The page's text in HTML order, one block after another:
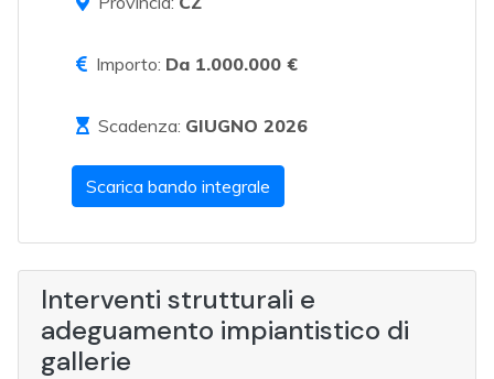
Importo: Da 1.000.000 €
Scadenza: GIUGNO 2026
Scarica bando integrale
Interventi strutturali e
adeguamento impiantistico di
gallerie